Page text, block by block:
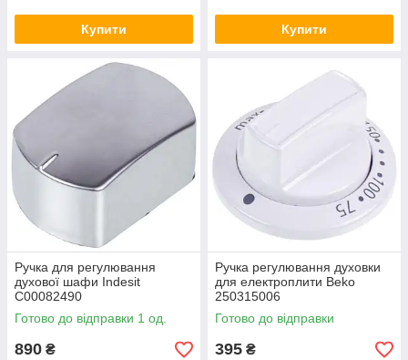
Купити Купити
Ручка для регулювання
духової шафи Indesit
C00082490
Готово до відправки 1 од.
890 ₴
Ручка регулювання духовки
для електроплити Beko
250315006
Готово до відправки
395 ₴